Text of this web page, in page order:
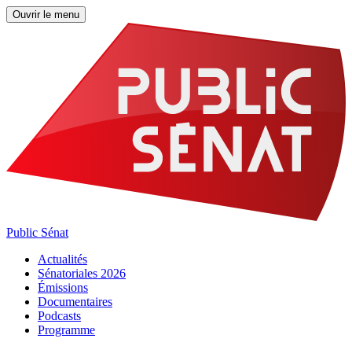
Ouvrir le menu
Public Sénat
Actualités
Sénatoriales 2026
Émissions
Documentaires
Podcasts
Programme